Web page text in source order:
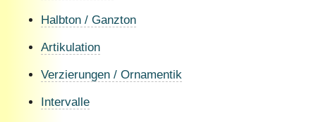
Halbton / Ganzton
Artikulation
Verzierungen / Ornamentik
Intervalle